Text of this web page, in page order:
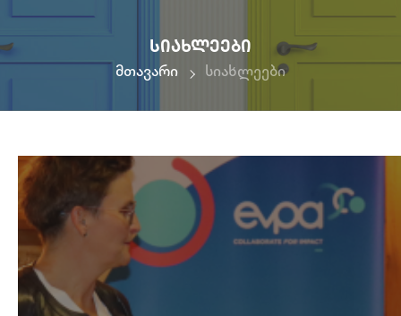
ᲡᲘᲐᲮᲚᲔᲔᲑᲘ
მთავარი სიახლეები